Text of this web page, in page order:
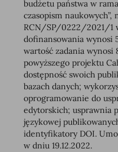
budżetu państwa w
czasopism
RCN/SP/0222/2021/1
dofinansowania wynosi
wartość zadania wynosi
powyższego projektu
dostępność swoich
bazach danych;
oprogramowanie do
edytorskich; usprawnia
językowej
identyfikatory DOI.
w dniu 19.12.2022.